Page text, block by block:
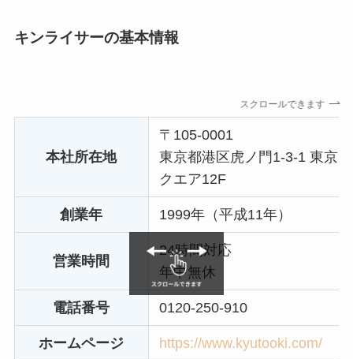
キンライサーの基本情報
スクロールできます
本社所在地
〒105-0001
東京都港区虎ノ門1-3-1 東京
クエア12F
創業年 1999年（平成11年）
営業時間
24時間対応
年中無休
電話番号 0120-250-910
ホームページ https://www.kyutooki.com/